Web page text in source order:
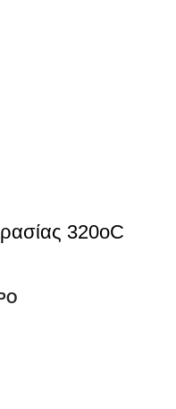
320oC